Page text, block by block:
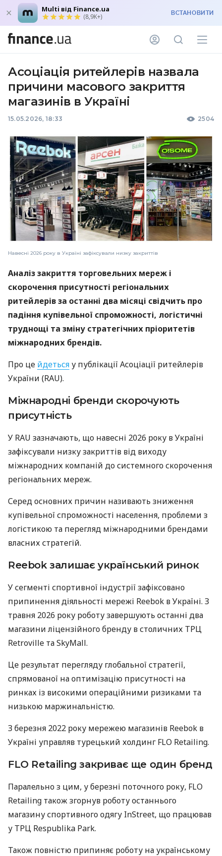
Multi від Finance.ua
(8,9K+) ВСТАНОВИТИ
Асоціація ритейлерів назвала
причини масового закриття
магазинів в Україні
15.05.2026, 18:33 2504
Навесні 2026 року в Україні зафіксували низку закриттів
Аналіз закриття торговельних мереж і
скорочення присутності регіональних
ритейлерів за останні два місяці свідчить про
падіння купівельної спроможності, логістичні
труднощі та зміну стратегічних пріоритетів
міжнародних брендів.
Про це йдеться у публікації Асоціації ритейлерів
України (RAU).
Міжнародні бренди скорочують
присутність
У RAU зазначають, що навесні 2026 року в Україні
зафіксували низку закриттів від виходу
міжнародних компаній до системного скорочення
регіональних мереж.
Серед основних причин називають зниження
купівельної спроможності населення, проблеми з
логістикою та перегляд міжнародними брендами
власних стратегій.
Reebok залишає український ринок
У сегменті спортивної індустрії зафіксовано
припинення діяльності мережі Reebok в Україні. З
травня 2026 року роботу завершують останні два
магазини ліцензійного бренду в столичних ТРЦ
Retroville та SkyMall.
Це результат перегляду глобальної стратегії,
спрямованої на оптимізацію присутності на
ринках із високими операційними ризиками та
низькою маржинальністю.
З березня 2022 року мережею магазинів Reebok в
Україні управляв турецький холдинг FLO Retailing.
FLO Retailing закриває ще один бренд
Паралельно з цим, у березні поточного року, FLO
Retailing також згорнув роботу останнього
магазину спортивного одягу InStreet, що працював
у ТРЦ Respublika Park.
Також повністю припиняє роботу на українському